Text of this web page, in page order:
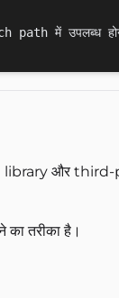
library और
तरीका है।